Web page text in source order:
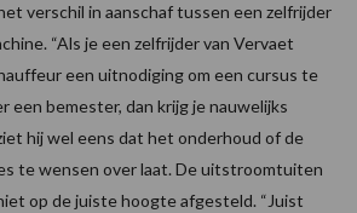
verschil in aanschaf tussen een zelfrijder
“Als je een zelfrijder van Vervaet
een uitnodiging om een cursus te
een bemester, dan krijg je nauwelijks
hij wel eens dat het onderhoud of de
te wensen over laat. De uitstroomtuiten
op de juiste hoogte afgesteld. “Juist